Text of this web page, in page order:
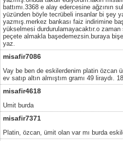
battımı.3368 e alay edercesine ağzının
yüzünden böyle tecrübeli insanlar bi şey
yazmış.merkez bankası faiz indirimine
yükselmesi durdurulamayacaktır.o zaman
peçete almakla başedemezsin.buraya
yaz.
misafir7086
Vay be ben de eskilerdenim platin özcan
ev satıp altın almıştım gramı 49 liraydı.
misafir4618
Umit burda
misafir7371
Platin, özcan, ümit olan var mı burda